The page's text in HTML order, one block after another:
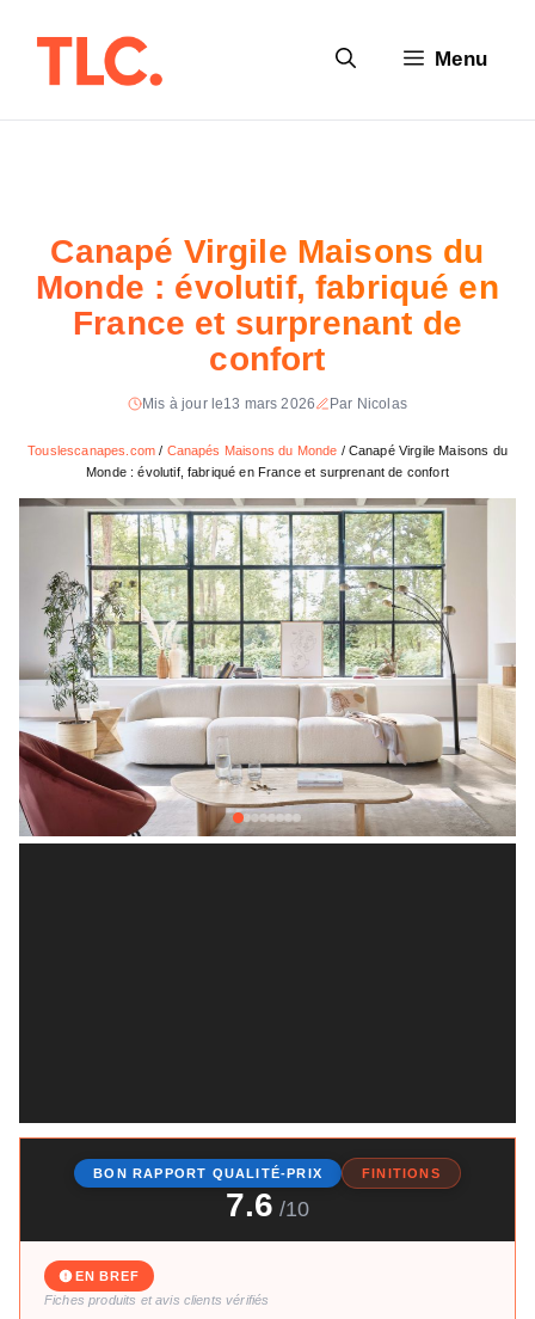
Menu
Canapé Virgile Maisons du
Monde : évolutif, fabriqué en
France et surprenant de
confort
Mis à jour le13 mars 2026 Par Nicolas
Touslescanapes.com / Canapés Maisons du Monde / Canapé Virgile Maisons du
Monde : évolutif, fabriqué en France et surprenant de confort
BON RAPPORT QUALITÉ-PRIX FINITIONS
7.6 /10
EN BREF
Fiches produits et avis clients vérifiés